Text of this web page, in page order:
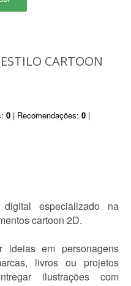
CARTOON
0 | Recomendações: 0 |
especializado na
cartoon 2D.
ideias em personagens
livros ou projetos
ilustrações com